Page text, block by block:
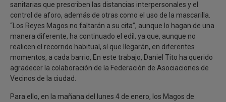
sanitarias que prescriben las distancias interpersonales y el
control de aforo, además de otras como el uso de la mascarilla.
“Los Reyes Magos no faltarán a su cita”, aunque lo hagan de una
manera diferente, ha continuado el edil, ya que, aunque no
realicen el recorrido habitual, sí que llegarán, en diferentes
momentos, a cada barrio, En este trabajo, Daniel Tito ha querido
agradecer la colaboración de la Federación de Asociaciones de
Vecinos de la ciudad.
Para ello, en la mañana del lunes 4 de enero, los Magos de